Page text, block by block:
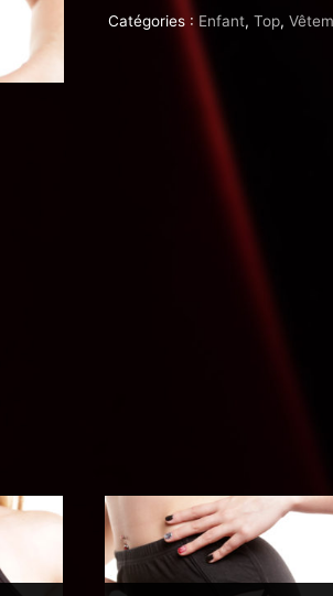
Catégories : Enfant,Top,